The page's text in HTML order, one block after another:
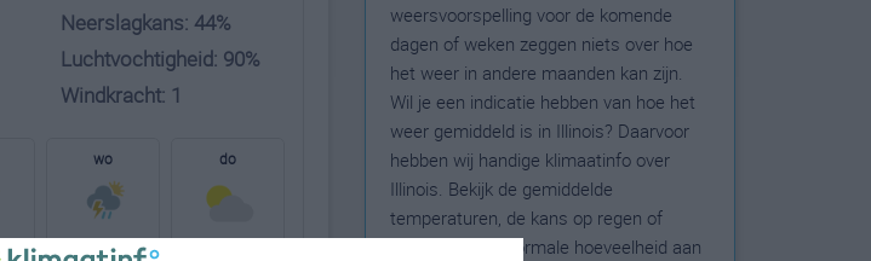
Neerslagkans: 44%
Luchtvochtigheid: 90%
Windkracht: 1
wo
20°
do
weersvoorspelling voor de komende
dagen of weken zeggen niets over hoe
het weer in andere maanden kan zijn.
Wil je een indicatie hebben van hoe het
weer gemiddeld is in Illinois? Daarvoor
hebben wij handige klimaatinfo over
Illinois. Bekijk de gemiddelde
temperaturen, de kans op regen of
sneeuw en de normale hoeveelheid aan